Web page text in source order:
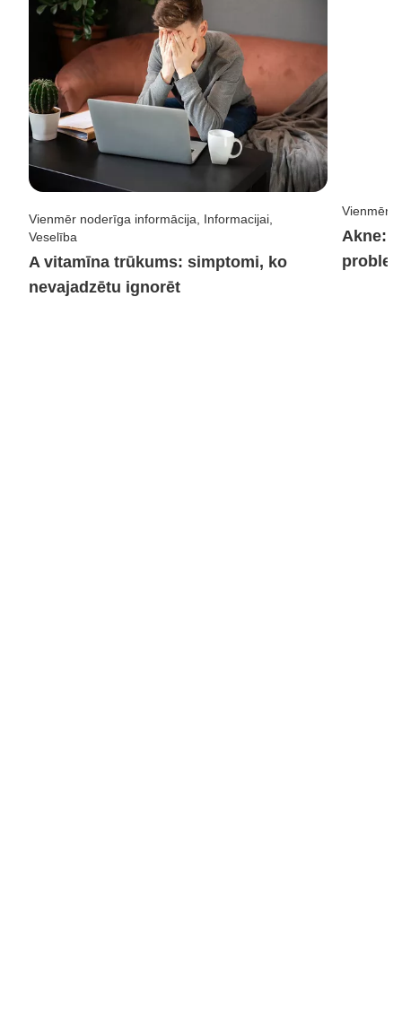
Vienmēr noderīga informācija, Informacijai,
Veselība
A vitamīna trūkums: simptomi, ko
nevajadzētu ignorēt
Vienmēr
Akne: